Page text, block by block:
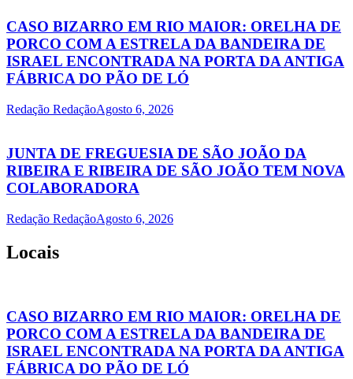
CASO BIZARRO EM RIO MAIOR: ORELHA DE
PORCO COM A ESTRELA DA BANDEIRA DE
ISRAEL ENCONTRADA NA PORTA DA ANTIGA
FÁBRICA DO PÃO DE LÓ
Redação RedaçãoAgosto 6, 2026
JUNTA DE FREGUESIA DE SÃO JOÃO DA
RIBEIRA E RIBEIRA DE SÃO JOÃO TEM NOVA
COLABORADORA
Redação RedaçãoAgosto 6, 2026
Locais
CASO BIZARRO EM RIO MAIOR: ORELHA DE
PORCO COM A ESTRELA DA BANDEIRA DE
ISRAEL ENCONTRADA NA PORTA DA ANTIGA
FÁBRICA DO PÃO DE LÓ